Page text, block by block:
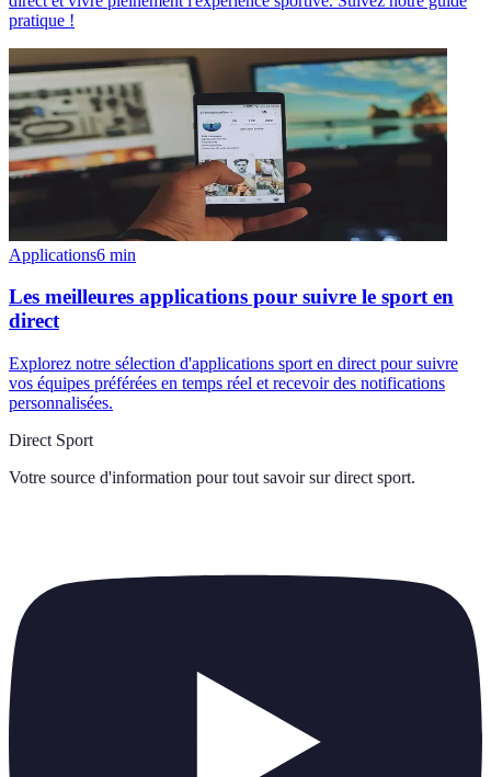
pratique !
Applications6 min
Les meilleures applications pour suivre le sport en
direct
Explorez notre sélection d'applications sport en direct pour suivre
vos équipes préférées en temps réel et recevoir des notifications
personnalisées.
Direct Sport
Votre source d'information pour tout savoir sur direct sport.